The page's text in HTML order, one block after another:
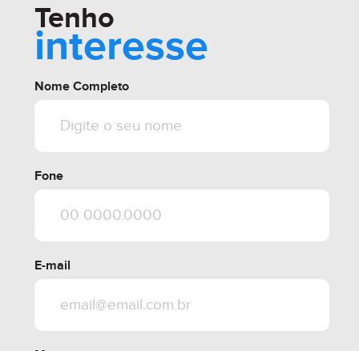
Tenho
interesse
Nome Completo
Fone
E-mail